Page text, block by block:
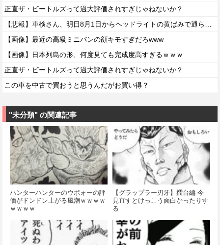
正直ザ・ビートルズって過大評価されすぎじゃねないか？
【画像】最近の高級ミニバンの顔キモすぎだろwww
【画像】日本列島の形、何度見ても完成度高すぎるｗｗｗ
正直ザ・ビートルズって過大評価されすぎじゃねないか？
この車を中古で買おうと思うんだがお買い得？
"未分類" の関連記事
ハンターハンターのウボォーの評
価がドンドン上がる風潮ｗｗｗｗ
ｗｗｗｗ
【グラップラー刃牙】擂台編 今
見直すとけっこう面白かったりす
る